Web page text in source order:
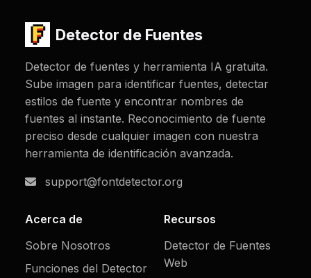
Detector de Fuentes
Detector de fuentes y herramienta IA gratuita.
Sube imagen para identificar fuentes, detectar
estilos de fuente y encontrar nombres de
fuentes al instante. Reconocimiento de fuente
preciso desde cualquier imagen con nuestra
herramienta de identificación avanzada.
support@fontdetector.org
Acerca de
Sobre Nosotros
Funciones del Detector
Recursos
Detector de Fuentes
Web